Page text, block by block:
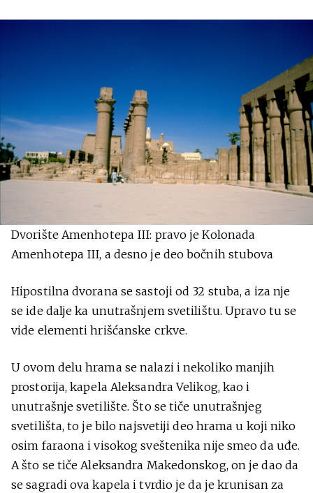
Dvorište Amenhotepa III: pravo je Kolonada
Amenhotepa III, a desno je deo bočnih stubova
Hipostilna dvorana se sastoji od 32 stuba, a iza nje
se ide dalje ka unutrašnjem svetilištu. Upravo tu se
vide elementi hrišćanske crkve.
U ovom delu hrama se nalazi i nekoliko manjih
prostorija, kapela Aleksandra Velikog, kao i
unutrašnje svetilište. Što se tiče unutrašnjeg
svetilišta, to je bilo najsvetiji deo hrama u koji niko
osim faraona i visokog sveštenika nije smeo da uđe.
A što se tiče Aleksandra Makedonskog, on je dao da
se sagradi ova kapela i tvrdio je da je krunisan za